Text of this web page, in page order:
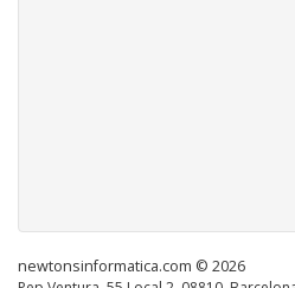
newtonsinformatica.com © 2026